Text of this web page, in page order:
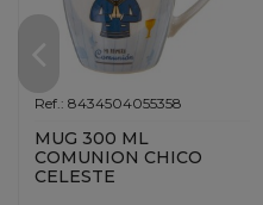
Ref.: 8434504055358
MUG 300 ML
COMUNION CHICO
CELESTE